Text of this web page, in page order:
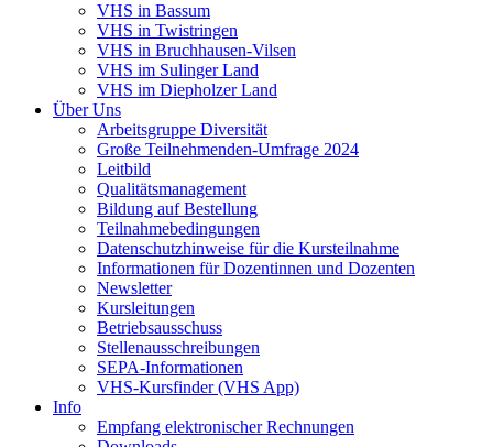
VHS in Bassum
VHS in Twistringen
VHS in Bruchhausen-Vilsen
VHS im Sulinger Land
VHS im Diepholzer Land
Über Uns
Arbeitsgruppe Diversität
Große Teilnehmenden-Umfrage 2024
Leitbild
Qualitätsmanagement
Bildung auf Bestellung
Teilnahmebedingungen
Datenschutzhinweise für die Kursteilnahme
Informationen für Dozentinnen und Dozenten
Newsletter
Kursleitungen
Betriebsausschuss
Stellenausschreibungen
SEPA-Informationen
VHS-Kursfinder (VHS App)
Info
Empfang elektronischer Rechnungen